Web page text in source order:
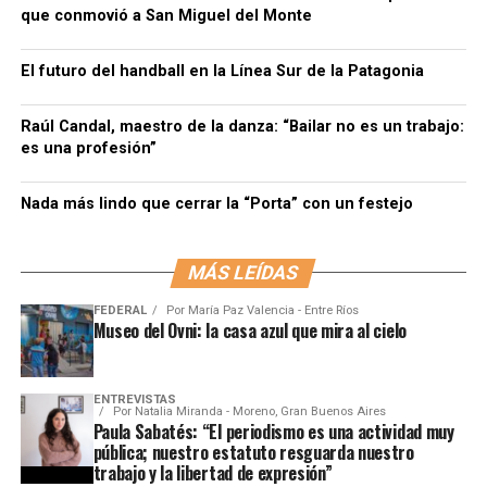
que conmovió a San Miguel del Monte
El futuro del handball en la Línea Sur de la Patagonia
Raúl Candal, maestro de la danza: “Bailar no es un trabajo:
es una profesión”
Nada más lindo que cerrar la “Porta” con un festejo
MÁS LEÍDAS
FEDERAL Por María Paz Valencia - Entre Ríos
Museo del Ovni: la casa azul que mira al cielo
ENTREVISTAS
Por Natalia Miranda - Moreno, Gran Buenos Aires
Paula Sabatés: “El periodismo es una actividad muy
pública; nuestro estatuto resguarda nuestro
trabajo y la libertad de expresión”